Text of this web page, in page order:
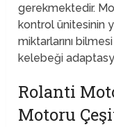
gerekmektedir.
kontrol ünitesinin
miktarlarını
kelebeği
Rolanti
Motoru